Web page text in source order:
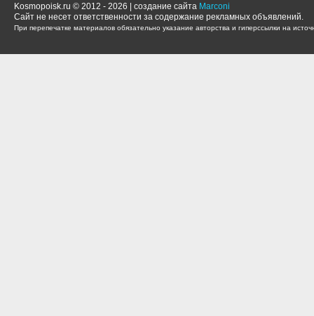
Kosmopoisk.ru © 2012 - 2026 | создание сайта Marconi
Сайт не несет ответственности за содержание рекламных объявлений.
При перепечатке материалов обязательно указание авторства и гиперссылки на